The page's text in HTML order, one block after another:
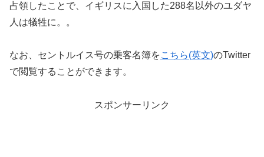
占領したことで、イギリスに入国した288名以外のユダヤ
人は犠牲に。。
なお、セントルイス号の乗客名簿をこちら(英文)のTwitter
で閲覧することができます。
スポンサーリンク